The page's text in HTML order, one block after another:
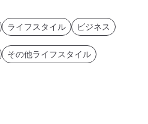
ライフスタイル ビジネス
その他ライフスタイル